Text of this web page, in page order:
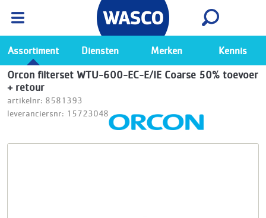
Ga naar de Wasco app
Bekijk
Assortiment Diensten Merken Kennis
Orcon filterset WTU-600-EC-E/IE Coarse 50% toevoer
+ retour
artikelnr: 8581393
leveranciersnr: 15723048